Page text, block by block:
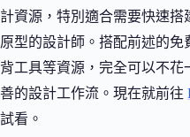
計資源，特別適合需要快速搭
原型的設計師。搭配前述的
背工具等資源，完全可以不
善的設計工作流。現在就前往
試看。